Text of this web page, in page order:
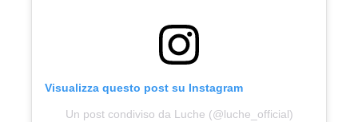
Visualizza questo post su Instagram
Un post condiviso da Luche (@luche_official)